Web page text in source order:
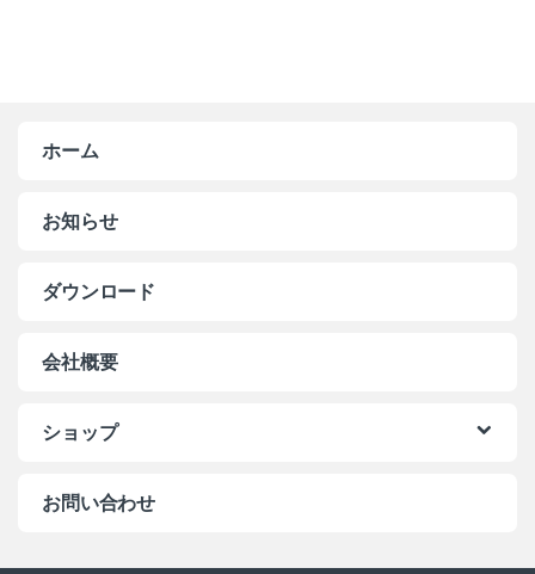
ホーム
お知らせ
ダウンロード
会社概要
ショップ
お問い合わせ